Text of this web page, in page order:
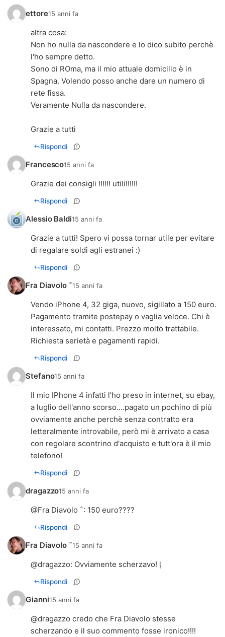
ettore15 anni fa
altra cosa:
Non ho nulla da nascondere e lo dico subito perchè
l'ho sempre detto.
Sono di ROma, ma il mio attuale domicilio è in
Spagna. Volendo posso anche dare un numero di
rete fissa.
Veramente Nulla da nascondere.
Grazie a tutti
Rispondi
Francesco15 anni fa
Grazie dei consigli !!!!!! utili!!!!!!
Rispondi
Alessio Baldi15 anni fa
Grazie a tutti! Spero vi possa tornar utile per evitare
di regalare soldi agli estranei :)
Rispondi
Fra Diavolo 15 anni fa
Vendo iPhone 4, 32 giga, nuovo, sigillato a 150 euro.
Pagamento tramite postepay o vaglia veloce. Chi è
interessato, mi contatti. Prezzo molto trattabile.
Richiesta serietà e pagamenti rapidi.
Rispondi
Stefano15 anni fa
Il mio IPhone 4 infatti l'ho preso in internet, su ebay,
a luglio dell'anno scorso....pagato un pochino di più
ovviamente anche perchè senza contratto era
letteralmente introvabile, però mi è arrivato a casa
con regolare scontrino d'acquisto e tutt'ora è il mio
telefono!
Rispondi
dragazzo15 anni fa
@Fra Diavolo : 150 euro????
Rispondi
Fra Diavolo 15 anni fa
@dragazzo: Ovviamente scherzavo! 
Rispondi
Gianni15 anni fa
@dragazzo credo che Fra Diavolo stesse
scherzando e il suo commento fosse ironico!!!!